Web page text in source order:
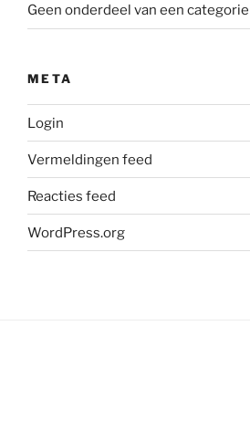
Geen onderdeel van een categorie
META
Login
Vermeldingen feed
Reacties feed
WordPress.org